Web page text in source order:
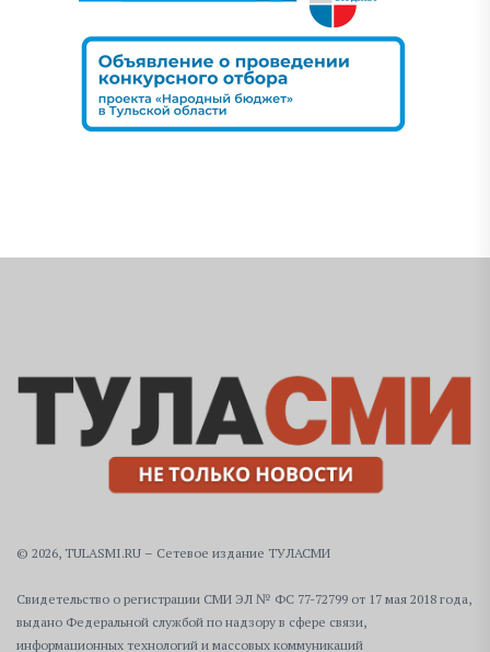
© 2026, TULASMI.RU – Сетевое издание ТУЛАСМИ
Свидетельство о регистрации СМИ ЭЛ № ФС 77-72799 от 17 мая 2018 года,
выдано Федеральной службой по надзору в сфере связи,
информационных технологий и массовых коммуникаций